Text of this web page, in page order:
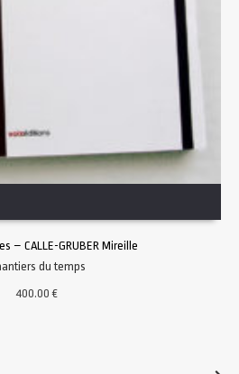
– CALLE-GRUBER Mireille
du temps
400.00€